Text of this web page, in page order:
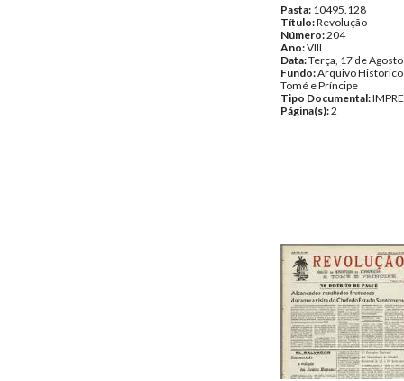
Pasta: 10495.128
Título:Revolução
Número:204
Ano:VIII
Data:Terça, 17 de
Fundo:Arquivo Histórico
Tomé e Príncipe
Tipo Documental:
Página(s):2